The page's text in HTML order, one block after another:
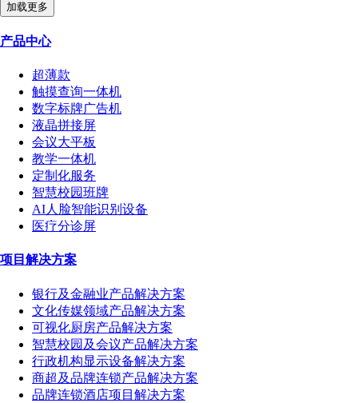
加载更多
产品中心
超薄款
触摸查询一体机
数字标牌广告机
液晶拼接屏
会议大平板
教学一体机
定制化服务
智慧校园班牌
AI人脸智能识别设备
医疗分诊屏
项目解决方案
银行及金融业产品解决方案
文化传媒领域产品解决方案
可视化厨房产品解决方案
智慧校园及会议产品解决方案
行政机构显示设备解决方案
商超及品牌连锁产品解决方案
品牌连锁酒店项目解决方案